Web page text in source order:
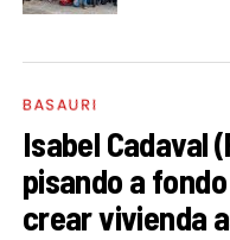
BASAURI
Isabel Cadaval
pisando a
crear vivienda